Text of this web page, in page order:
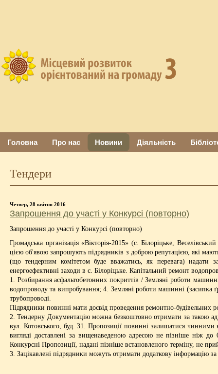
Головна Про нас Новини Діяльність
Тендери
Четвер, 28 квітня 2016
Запрошення до участі у Конкурсі (повторно)
Запрошення до участі у Конкурсі (повторно)
Громадська організація «Вікторія-2015» (с. Білоріцьке,
цією об'явою запрошують підрядників з доброю репутацією, які
(що тендерним комітетом буде вважатись, як перевага) надати
енергоефективні заходи в с. Білоріцьке. Капітальний ремонт
1. Розбирання асфальтобетонних покриттів / Земляні роботи
водопроводу та випробування; 4. Земляні роботи машинні
трубопроводі.
Підрядники повинні мати досвід проведення ремонтно-будівельних
2. Тендерну Документацію можна безкоштовно отримати за такою
вул. Котовського, буд. 31. Пропозиції повинні залишатися
вигляді доставлені за вищенаведеною адресою не пізніше ніж
Конкурсні Пропозиції, надані пізніше встановленого терміну, не
3. Зацікавлені підрядники можуть отримати додаткову інформацію